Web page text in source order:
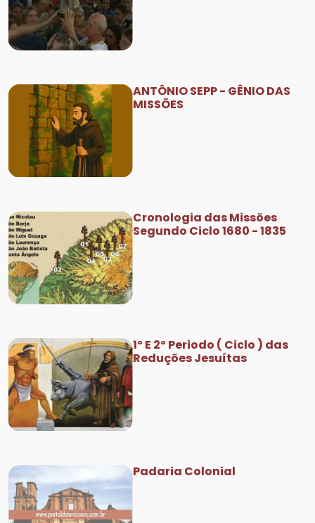
ANTÔNIO SEPP - GÊNIO DAS
MISSÕES
Cronologia das Missões
Segundo Ciclo 1680 - 1835
1º E 2º Periodo ( Ciclo ) das
Reduções Jesuítas
Padaria Colonial